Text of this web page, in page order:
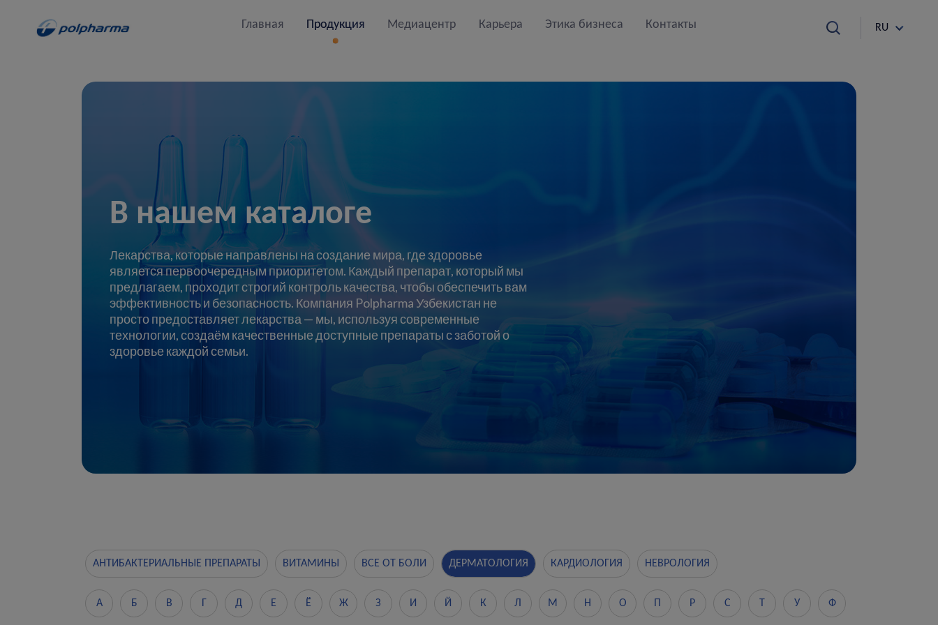
Главная Продукция Медиацентр Карьера Этика бизнеса Контакты RU
В нашем каталоге
Лекарства, которые направлены на создание мира, где здоровье
является первоочередным приоритетом. Каждый препарат, который мы
предлагаем, проходит строгий контроль качества, чтобы обеспечить вам
эффективность и безопасность. Компания Polpharma Узбекистан не
просто предоставляет лекарства — мы, используя современные
технологии, создаём качественные доступные препараты с заботой о
здоровье каждой семьи.
АНТИБАКТЕРИАЛЬНЫЕ ПРЕПАРАТЫ ВИТАМИНЫ ВСЕ ОТ БОЛИ ДЕРМАТОЛОГИЯ КАРДИОЛОГИЯ НЕВРОЛОГИЯ
А Б В Д Е Ё Ж З И Й К Л М Н О Р С У Ф